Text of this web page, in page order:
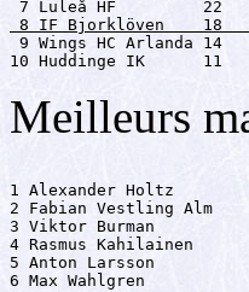
8 IF Bjorklöven    18
9 Wings HC Arlanda
10 Huddinge IK      11
Meilleurs
1 Alexander Holtz
2 Fabian Vestling Alm
3 Viktor Burman
4 Rasmus Kahilainen
5 Anton Larsson
6 Max Wahlgren